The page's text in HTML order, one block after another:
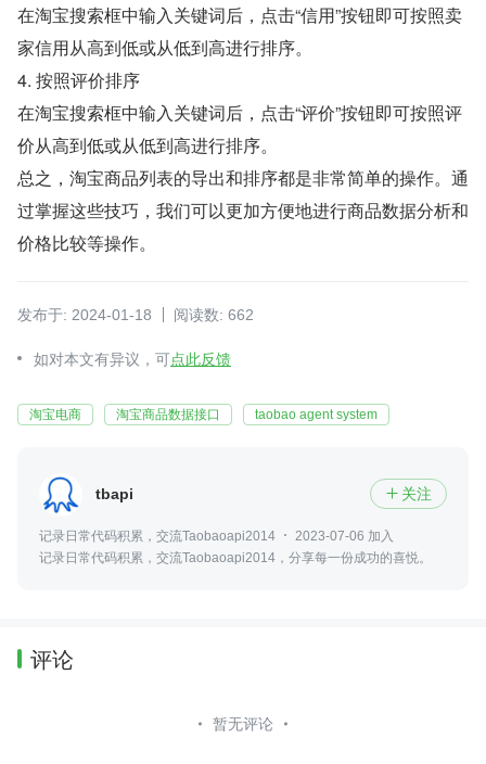
在淘宝搜索框中输入关键词后，点击“信用”按钮即可按照卖
家信用从高到低或从低到高进行排序。
4. 按照评价排序
在淘宝搜索框中输入关键词后，点击“评价”按钮即可按照评
价从高到低或从低到高进行排序。
总之，淘宝商品列表的导出和排序都是非常简单的操作。通
过掌握这些技巧，我们可以更加方便地进行商品数据分析和
价格比较等操作。
发布于: 2024-01-18 阅读数: 662
如对本文有异议，可点此反馈
淘宝电商 淘宝商品数据接口 taobao agent system
tbapi  关注
记录日常代码积累，交流Taobaoapi2014
2023-07-06 加入
记录日常代码积累，交流Taobaoapi2014，分享每一份成功的喜悦。
评论
暂无评论